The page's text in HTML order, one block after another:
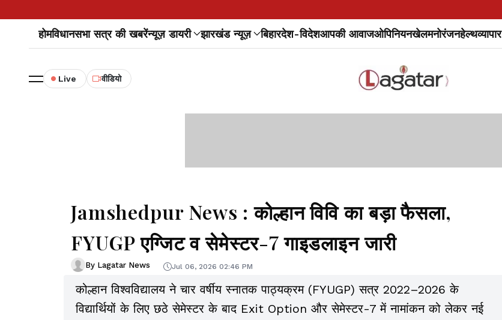
होमविधानसभा सत्र की खबरेंन्यूज़ डायरी झारखंड न्यूज़ बिहारदेश-विदेशआपकी आवाजओपिनियनखेलमनोरंजनहेल्थव्यापार
Live वीडियो
Jamshedpur News : कोल्हान विवि का बड़ा फैसला,
FYUGP एग्जिट व सेमेस्टर-7 गाइडलाइन जारी
By Lagatar News Jul 06, 2026 02:46 PM
कोल्हान विश्वविद्यालय ने चार वर्षीय स्नातक पाठ्यक्रम (FYUGP) सत्र 2022–2026 के
विद्यार्थियों के लिए छठे सेमेस्टर के बाद Exit Option और सेमेस्टर-7 में नामांकन को लेकर नई